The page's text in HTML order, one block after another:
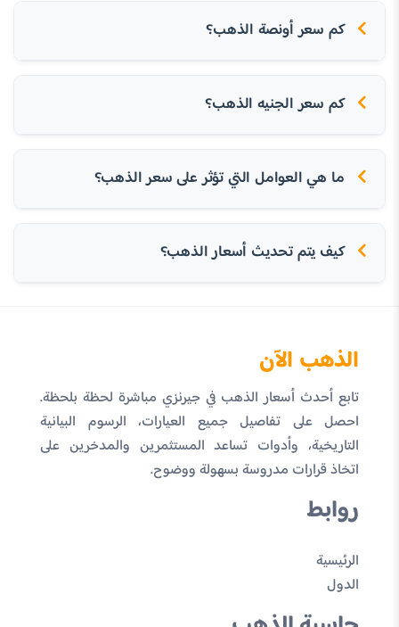
كم سعر أونصة الذهب؟
كم سعر الجنيه الذهب؟
ما هي العوامل التي تؤثر على سعر الذهب؟
كيف يتم تحديث أسعار الذهب؟
الذهب الآن
تابع أحدث أسعار الذهب في جيرنزي مباشرة لحظة بلحظة.
احصل على تفاصيل جميع العيارات، الرسوم البيانية
التاريخية، وأدوات تساعد المستثمرين والمدخرين على
اتخاذ قرارات مدروسة بسهولة ووضوح.
روابط
الرئيسية
الدول